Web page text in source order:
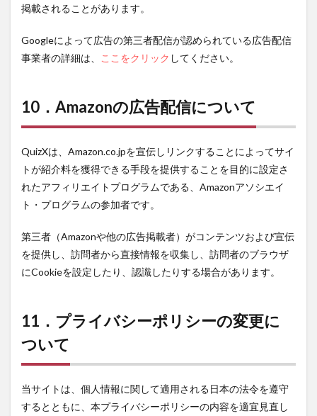
掲載されることがあります。
Googleによって広告の第三者配信が認められている広告配信
事業者の詳細は、
ここをクリック してください。
10．Amazonの広告配信について
QuizXは、Amazon.co.jpを宣伝しリンクすることによってサイ
トが紹介料を獲得できる手段を提供することを目的に設定さ
れたアフィリエイトプログラムである、Amazonアソシエイ
ト・プログラムの参加者です。
第三者（Amazonや他の広告掲載者）がコンテンツおよび宣伝
を提供し、訪問者から直接情報を収集し、訪問者のブラウザ
にCookieを設定したり、認識したりする場合があります。
11．プライバシーポリシーの変更に
ついて
当サイトは、個人情報に関して適用される日本の法令を遵守
するとともに、本プライバシーポリシーの内容を適宜見直し